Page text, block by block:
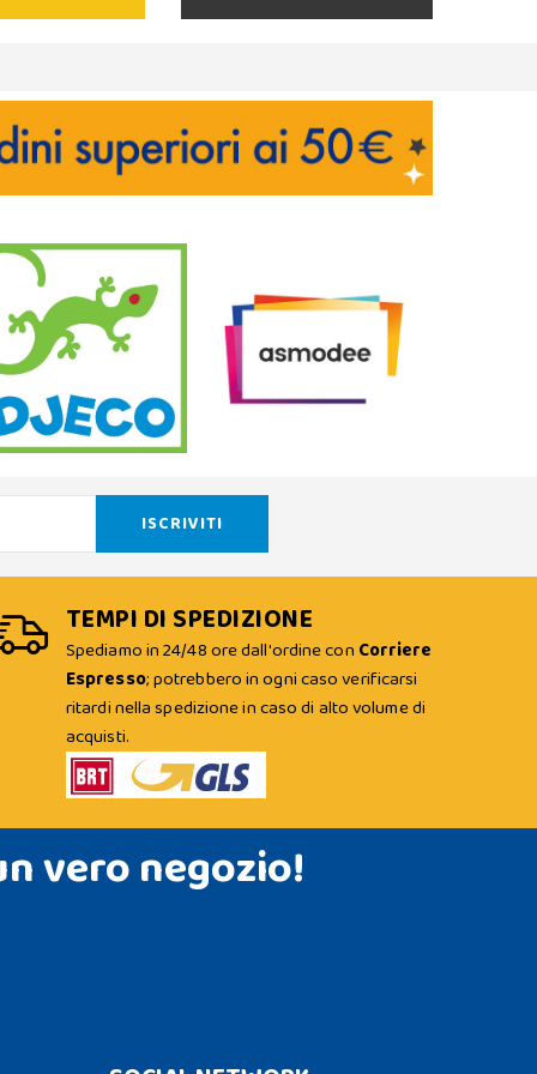
TEMPI DI SPEDIZIONE
Spediamo in 24/48 ore dall'ordine con Corriere
Espresso; potrebbero in ogni caso verificarsi
ritardi nella spedizione in caso di alto volume di
acquisti.
vero negozio!